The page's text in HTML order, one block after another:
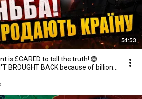
54:53
is SCARED to tell the truth! 😨
BROUGHT BACK because of billions.